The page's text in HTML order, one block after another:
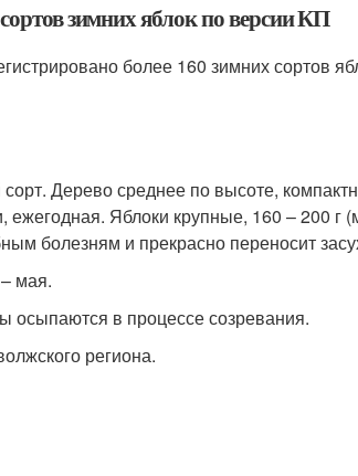
зимних яблок по версии КП
более 160 зимних сортов
Дерево среднее по высоте,
ежегодная. Яблоки крупные, 160 – 200
болезням и прекрасно переносит
мая.
осыпаются в процессе созревания.
региона.